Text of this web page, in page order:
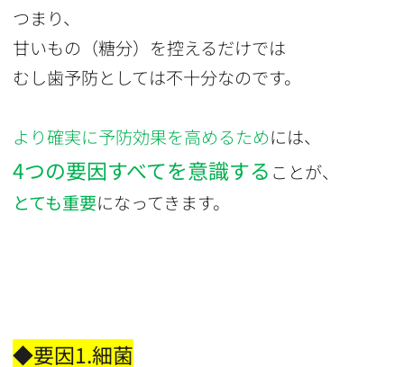
つまり、
甘いもの（糖分）を控えるだけでは
むし歯予防としては不十分なのです。
より確実に予防効果を高めるためには、
4つの要因すべてを意識する ことが、
とても重要になってきます。
◆要因1.細菌